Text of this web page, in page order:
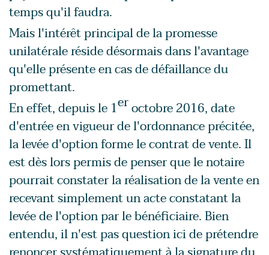
temps qu'il faudra.
Mais l'intérêt principal de la promesse
unilatérale réside désormais dans l'avantage
qu'elle présente en cas de défaillance du
promettant.
En effet, depuis le 1eroctobre 2016, date
d'entrée en vigueur de l'ordonnance précitée,
la levée d'option forme le contrat de vente. Il
est dès lors permis de penser que le notaire
pourrait constater la réalisation de la vente en
recevant simplement un acte constatant la
levée de l'option par le bénéficiaire. Bien
entendu, il n'est pas question ici de prétendre